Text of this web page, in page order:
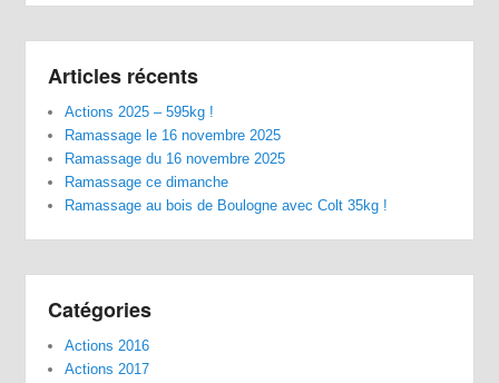
Articles récents
Actions 2025 – 595kg !
Ramassage le 16 novembre 2025
Ramassage du 16 novembre 2025
Ramassage ce dimanche
Ramassage au bois de Boulogne avec Colt 35kg !
Catégories
Actions 2016
Actions 2017